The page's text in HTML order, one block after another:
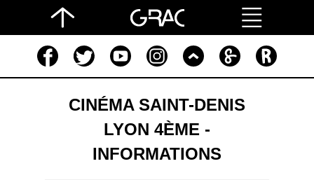
CINÉMA SAINT-DENIS
LYON 4ÈME -
INFORMATIONS